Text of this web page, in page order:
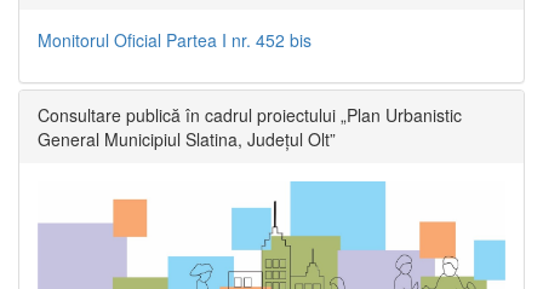
Monitorul Oficial Partea I nr. 452 bis
Consultare publică în cadrul proiectului „Plan Urbanistic
General Municipiul Slatina, Județul Olt”